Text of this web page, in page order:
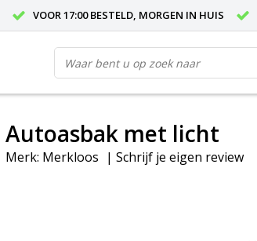
VOOR 17:00 BESTELD, MORGEN IN HUIS
Autoasbak met licht
Merk: Merkloos | Schrijf je eigen review